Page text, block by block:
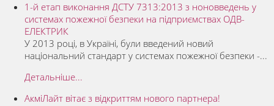
1-й етап виконання ДСТУ 7313:2013 з ноновведень у
системах пожежної безпеки на підприємствах ОДВ-
ЕЛЕКТРИК
У 2013 році, в Україні, були введений новий
національний стандарт у системах пожежної безпеки -...
Детальніше...
АкміЛайт вітає з відкриттям нового партнера!